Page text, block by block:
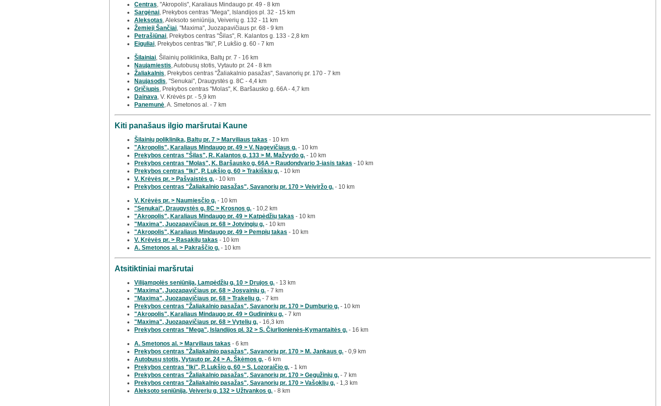
Centras , "Akropolis", Karaliaus Mindaugo pr. 49 - 8 km
Sargėnai , Prekybos centras "Mega", Islandijos pl. 32 - 15 km
Aleksotas , Aleksoto seniūnija, Veiverių g. 132 - 11 km
Žemieji Šančiai , "Maxima", Juozapavičiaus pr. 68 - 9 km
Petrašiūnai , Prekybos centras "Šilas", R. Kalantos g. 133 - 2,8 km
Eiguliai , Prekybos centras "Iki", P. Lukšio g. 60 - 7 km
Šilainiai , Šilainių poliklinika, Baltų pr. 7 - 16 km
Naujamiestis , Autobusų stotis, Vytauto pr. 24 - 8 km
Žaliakalnis , Prekybos centras "Žaliakalnio pasažas", Savanorių pr. 170 - 7 km
Naujasodis , "Senukai", Draugystės g. 8C - 4,4 km
Gričiupis , Prekybos centras "Molas", K. Baršausko g. 66A - 4,7 km
Dainava , V. Krėvės pr. - 5,9 km
Panemunė , A. Smetonos al. - 7 km
Kiti panašaus ilgio maršrutai Kaune
Šilainių poliklinika, Baltų pr. 7 > Marviliaus takas - 10 km
"Akropolis", Karaliaus Mindaugo pr. 49 > V. Nagevičiaus g. - 10 km
Prekybos centras "Šilas", R. Kalantos g. 133 > M. Mažvydo g. - 10 km
Prekybos centras "Molas", K. Baršausko g. 66A > Raudondvario 3-iasis takas - 10 km
Prekybos centras "Iki", P. Lukšio g. 60 > Trakiškių g. - 10 km
V. Krėvės pr. > Pašvaistės g. - 10 km
Prekybos centras "Žaliakalnio pasažas", Savanorių pr. 170 > Veiviržo g. - 10 km
V. Krėvės pr. > Naumiesčio g. - 10 km
"Senukai", Draugystės g. 8C > Krosnos g. - 10,2 km
"Akropolis", Karaliaus Mindaugo pr. 49 > Katpėdžių takas - 10 km
"Maxima", Juozapavičiaus pr. 68 > Jotvingių g. - 10 km
"Akropolis", Karaliaus Mindaugo pr. 49 > Pempių takas - 10 km
V. Krėvės pr. > Rasakilų takas - 10 km
A. Smetonos al. > Pakraščio g. - 10 km
Atsitiktiniai maršrutai
Vilijampolės seniūnija, Lampėdžių g. 10 > Drujos g. - 13 km
"Maxima", Juozapavičiaus pr. 68 > Josvainių g. - 7 km
"Maxima", Juozapavičiaus pr. 68 > Trakelių g. - 7 km
Prekybos centras "Žaliakalnio pasažas", Savanorių pr. 170 > Dumburio g. - 10 km
"Akropolis", Karaliaus Mindaugo pr. 49 > Gudininkų g. - 7 km
"Maxima", Juozapavičiaus pr. 68 > Vytelių g. - 16,3 km
Prekybos centras "Mega", Islandijos pl. 32 > S. Čiurlionienės-Kymantaitės g. - 16 km
A. Smetonos al. > Marviliaus takas - 6 km
Prekybos centras "Žaliakalnio pasažas", Savanorių pr. 170 > M. Jankaus g. - 0,9 km
Autobusų stotis, Vytauto pr. 24 > A. Škėmos g. - 6 km
Prekybos centras "Iki", P. Lukšio g. 60 > S. Lozoraičio g. - 1 km
Prekybos centras "Žaliakalnio pasažas", Savanorių pr. 170 > Gegužinių g. - 7 km
Prekybos centras "Žaliakalnio pasažas", Savanorių pr. 170 > Vašoklių g. - 1,3 km
Aleksoto seniūnija, Veiverių g. 132 > Užtvankos g. - 8 km